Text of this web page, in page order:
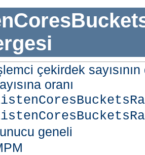
çekirdek
oranı
geneli